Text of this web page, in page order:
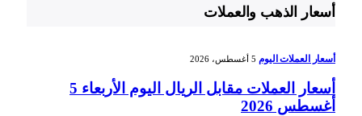
أسعار الذهب والعملات
أسعار العملات اليوم 5 أغسطس، 2026
أسعار العملات مقابل الريال اليوم الأربعاء 5
أغسطس 2026